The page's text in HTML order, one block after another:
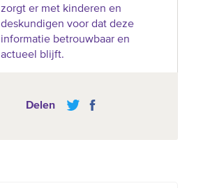
zorgt er met kinderen en
deskundigen voor dat deze
informatie betrouwbaar en
actueel blijft.
Delen